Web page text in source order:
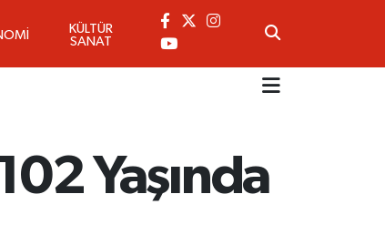
KÜLTÜR
SANAT
Yaşında